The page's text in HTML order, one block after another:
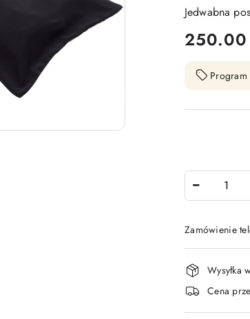
Jedwabna
cena:
250.00
Zamówienie
i
dostawa
Wysyłka
Cena